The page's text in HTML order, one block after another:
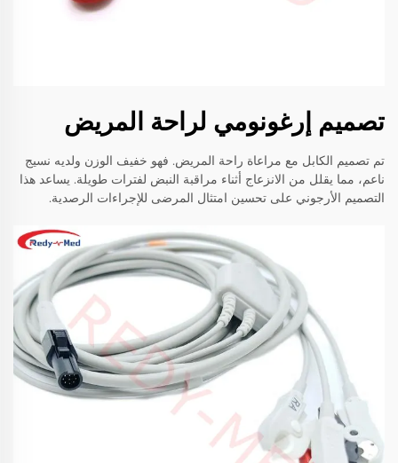
تصميم إرغونومي لراحة المريض
تم تصميم الكابل مع مراعاة راحة المريض. فهو خفيف الوزن ولديه نسيج
ناعم، مما يقلل من الانزعاج أثناء مراقبة النبض لفترات طويلة. يساعد هذا
التصميم الأرجوني على تحسين امتثال المرضى للإجراءات الرصدية.